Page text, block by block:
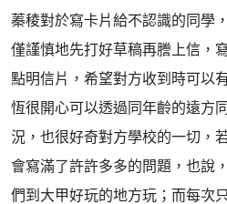
蓁稜對於寫卡片給不認識的同學
僅謹慎地先打好草稿再謄上信，
點明信片，希望對方收到時可以
恆很開心可以透過同年齡的遠方
況，也很好奇對方學校的一切，
會寫滿了許許多多的問題，也說
們到大甲好玩的地方玩；而每次